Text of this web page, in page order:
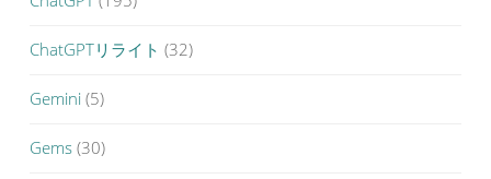
ChatGPTリライト (32)
Gemini (5)
Gems (30)